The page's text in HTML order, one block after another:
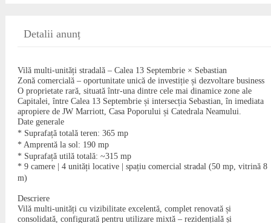
Detalii anunț
Vilă multi-unități stradală – Calea 13 Septembrie × Sebastian
Zonă comercială – oportunitate unică de investiție și dezvoltare business
O proprietate rară, situată într-una dintre cele mai dinamice zone ale
Capitalei, între Calea 13 Septembrie și intersecția Sebastian, în imediata
apropiere de JW Marriott, Casa Poporului și Catedrala Neamului.
Date generale
* Suprafață totală teren: 365 mp
* Amprentă la sol: 190 mp
* Suprafață utilă totală: ~315 mp
* 9 camere | 4 unități locative | spațiu comercial stradal (50 mp, vitrină 8
m)
Descriere
Vilă multi-unități cu vizibilitate excelentă, complet renovată și
consolidată, configurată pentru utilizare mixtă – rezidențială și